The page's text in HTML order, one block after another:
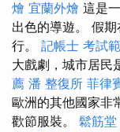
燴 宜蘭外燴 這是
出色的導遊。 假
行。 記帳士 考試
大戲劇，城市居民
薦 潘 整復所 菲律
歐洲的其他國家非
歡節服裝。 鬆筋堂